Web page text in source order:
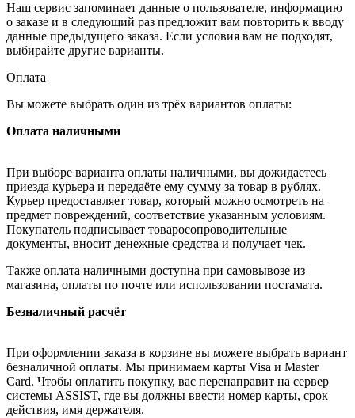
Наш сервис запоминает данные о пользователе, информацию
о заказе и в следующий раз предложит вам повторить к вводу
данные предыдущего заказа. Если условия вам не подходят,
выбирайте другие варианты.
Оплата
Вы можете выбрать один из трёх вариантов оплаты:
Оплата наличными
При выборе варианта оплаты наличными, вы дожидаетесь
приезда курьера и передаёте ему сумму за товар в рублях.
Курьер предоставляет товар, который можно осмотреть на
предмет повреждений, соответствие указанным условиям.
Покупатель подписывает товаросопроводительные
документы, вносит денежные средства и получает чек.
Также оплата наличными доступна при самовывозе из
магазина, оплаты по почте или использовании постамата.
Безналичный расчёт
При оформлении заказа в корзине вы можете выбрать вариант
безналичной оплаты. Мы принимаем карты Visa и Master
Card. Чтобы оплатить покупку, вас перенаправит на сервер
системы ASSIST, где вы должны ввести номер карты, срок
действия, имя держателя.